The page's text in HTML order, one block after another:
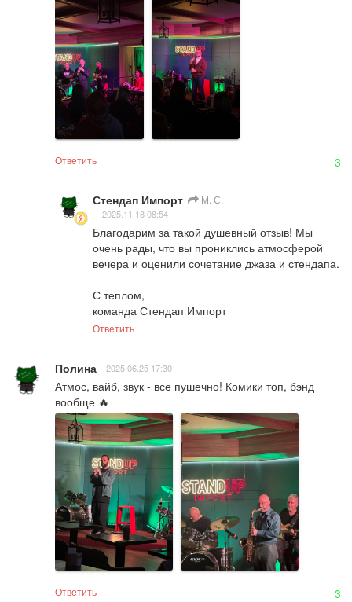
Ответить 3
Стендап Импорт М. С.
2025.11.18 08:54
Благодарим за такой душевный отзыв! Мы
очень рады, что вы прониклись атмосферой
вечера и оценили сочетание джаза и стендапа.
С теплом,
команда Стендап Импорт
Ответить
Полина 2025.06.25 17:30
Атмос, вайб, звук - все пушечно! Комики топ, бэнд
вообще 🔥
Ответить 3